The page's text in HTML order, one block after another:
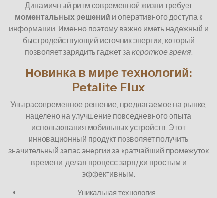
Динамичный ритм современной жизни требует
моментальных решений и оперативного доступа к
информации. Именно поэтому важно иметь надежный и
быстродействующий источник энергии, который
позволяет зарядить гаджет закороткое время.
Новинка в мире технологий:
Petalite Flux
Ультрасовременное решение, предлагаемое на рынке,
нацелено на улучшение повседневного опыта
использования мобильных устройств. Этот
инновационный продукт позволяет получить
значительный запас энергии за кратчайший промежуток
времени, делая процесс зарядки простым и
эффективным.
Уникальная технология